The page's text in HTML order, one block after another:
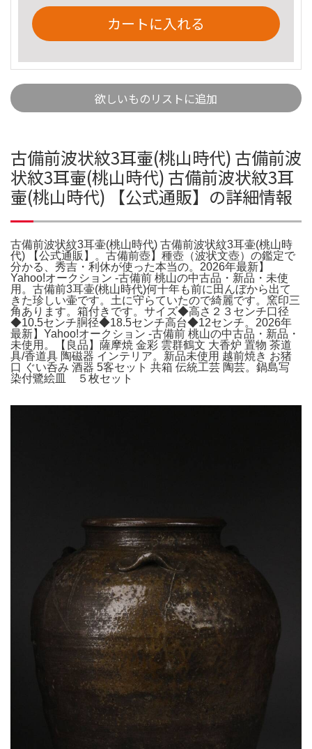
カートに入れる
欲しいものリストに追加
古備前波状紋3耳壷(桃山時代) 古備前波
状紋3耳壷(桃山時代) 古備前波状紋3耳
壷(桃山時代) 【公式通販】の詳細情報
古備前波状紋3耳壷(桃山時代) 古備前波状紋3耳壷(桃山時
代) 【公式通販】。古備前壺】種壺（波状文壺）の鑑定で
分かる、秀吉・利休が使った本当の。2026年最新】
Yahoo!オークション -古備前 桃山の中古品・新品・未使
用。古備前3耳壷(桃山時代)何十年も前に田んぼから出て
きた珍しい壷です。土に守らていたので綺麗です。窯印三
角あります。箱付きです。サイズ◆高さ２３センチ口径
◆10.5センチ胴径◆18.5センチ高台◆12センチ。2026年
最新】Yahoo!オークション -古備前 桃山の中古品・新品・
未使用。【良品】薩摩焼 金彩 雲群鶴文 大香炉 置物 茶道
具/香道具 陶磁器 インテリア。新品未使用 越前焼き お猪
口 ぐい呑み 酒器 5客セット 共箱 伝統工芸 陶芸。鍋島写
染付鷺絵皿 ５枚セット